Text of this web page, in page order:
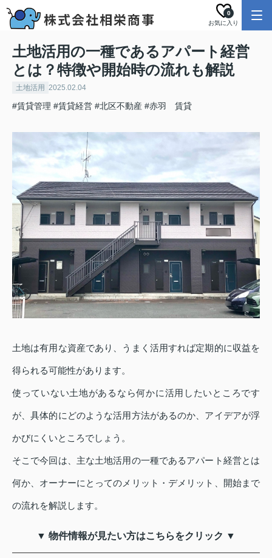
お気に入り
0
土地活用の一種であるアパート経営
とは？特徴や開始時の流れも解説
土地活用 2025.02.04
#賃貸管理 #賃貸経営 #北区不動産 #赤羽 賃貸
土地は有用な資産であり、うまく活用すれば定期的に収益を
得られる可能性があります。
使っていない土地があるなら何かに活用したいところです
が、具体的にどのような活用方法があるのか、アイデアが浮
かびにくいところでしょう。
そこで今回は、主な土地活用の一種であるアパート経営とは
何か、オーナーにとってのメリット・デメリット、開始まで
の流れを解説します。
▼ 物件情報が見たい方はこちらをクリック ▼